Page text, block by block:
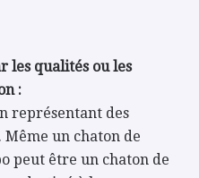
les qualités ou les
:
représentant des
un chaton de
peut être un chaton de